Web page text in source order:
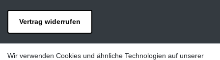
Vertrag widerrufen
Wir verwenden Cookies und ähnliche Technologien auf unserer